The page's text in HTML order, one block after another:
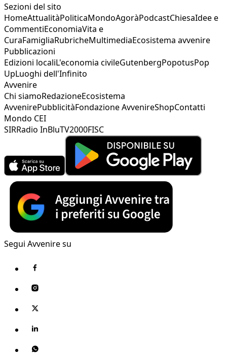
Sezioni del sito
HomeAttualitàPoliticaMondoAgoràPodcastChiesaIdee e
CommentiEconomiaVita e
CuraFamigliaRubricheMultimediaEcosistema avvenire
Pubblicazioni
Edizioni localiL'economia civileGutenbergPopotusPop
UpLuoghi dell'Infinito
Avvenire
Chi siamoRedazioneEcosistema
AvvenirePubblicitàFondazione AvvenireShopContatti
Mondo CEI
SIRRadio InBluTV2000FISC
Segui Avvenire su